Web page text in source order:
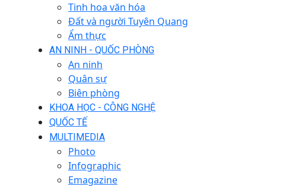
Tinh hoa văn hóa
Đất và người Tuyên Quang
Ẩm thực
AN NINH - QUỐC PHÒNG
An ninh
Quân sự
Biên phòng
KHOA HỌC - CÔNG NGHỆ
QUỐC TẾ
MULTIMEDIA
Photo
Infographic
Emagazine